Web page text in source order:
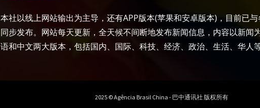
本社以线上网站输出为主导，还有APP版本(苹果和安卓版本)，目前已
同步发布。网站每天更新，全天候不间断地发布新闻信息，内容以新闻
语和中文两大版本，包括国内、国际、科技、经济、政治、生活、华人等
2025 © Agência Brasil China - 巴中通讯社 版权所有